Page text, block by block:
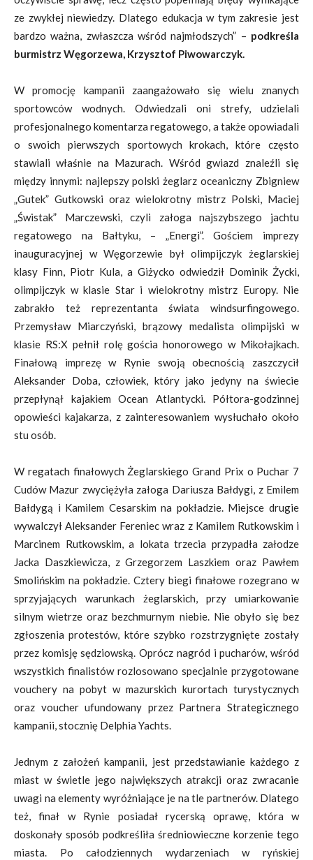
ze zwykłej niewiedzy. Dlatego edukacja w tym zakresie jest
bardzo ważna, zwłaszcza wśród najmłodszych” – podkreśla
burmistrz Węgorzewa, Krzysztof Piwowarczyk.
W promocję kampanii zaangażowało się wielu znanych
sportowców wodnych. Odwiedzali oni strefy, udzielali
profesjonalnego komentarza regatowego, a także opowiadali
o swoich pierwszych sportowych krokach, które często
stawiali właśnie na Mazurach. Wśród gwiazd znaleźli się
między innymi: najlepszy polski żeglarz oceaniczny Zbigniew
„Gutek” Gutkowski oraz wielokrotny mistrz Polski, Maciej
„Świstak” Marczewski, czyli załoga najszybszego jachtu
regatowego na Bałtyku, – „Energi”. Gościem imprezy
inauguracyjnej w Węgorzewie był olimpijczyk żeglarskiej
klasy Finn, Piotr Kula, a Giżycko odwiedził Dominik Życki,
olimpijczyk w klasie Star i wielokrotny mistrz Europy. Nie
zabrakło też reprezentanta świata windsurfingowego.
Przemysław Miarczyński, brązowy medalista olimpijski w
klasie RS:X pełnił rolę gościa honorowego w Mikołajkach.
Finałową imprezę w Rynie swoją obecnością zaszczycił
Aleksander Doba, człowiek, który jako jedyny na świecie
przepłynął kajakiem Ocean Atlantycki. Półtora-godzinnej
opowieści kajakarza, z zainteresowaniem wysłuchało około
stu osób.
W regatach finałowych Żeglarskiego Grand Prix o Puchar 7
Cudów Mazur zwyciężyła załoga Dariusza Bałdygi, z Emilem
Bałdygą i Kamilem Cesarskim na pokładzie. Miejsce drugie
wywalczył Aleksander Fereniec wraz z Kamilem Rutkowskim i
Marcinem Rutkowskim, a lokata trzecia przypadła załodze
Jacka Daszkiewicza, z Grzegorzem Laszkiem oraz Pawłem
Smolińskim na pokładzie. Cztery biegi finałowe rozegrano w
sprzyjających warunkach żeglarskich, przy umiarkowanie
silnym wietrze oraz bezchmurnym niebie. Nie obyło się bez
zgłoszenia protestów, które szybko rozstrzygnięte zostały
przez komisję sędziowską. Oprócz nagród i pucharów, wśród
wszystkich finalistów rozlosowano specjalnie przygotowane
vouchery na pobyt w mazurskich kurortach turystycznych
oraz voucher ufundowany przez Partnera Strategicznego
kampanii, stocznię Delphia Yachts.
Jednym z założeń kampanii, jest przedstawianie każdego z
miast w świetle jego największych atrakcji oraz zwracanie
uwagi na elementy wyróżniające je na tle partnerów. Dlatego
też, finał w Rynie posiadał rycerską oprawę, która w
doskonały sposób podkreśliła średniowieczne korzenie tego
miasta. Po całodziennych wydarzeniach w ryńskiej